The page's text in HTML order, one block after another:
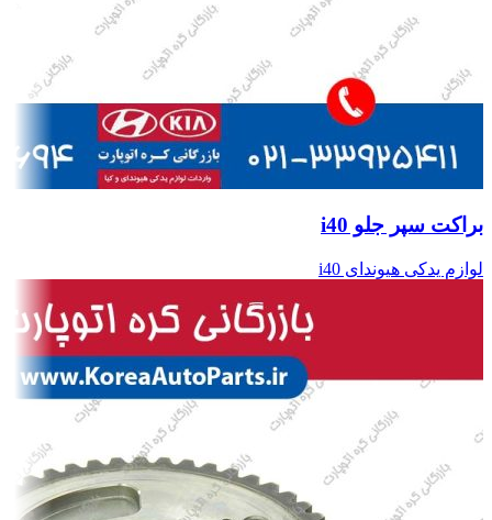
براکت سپر جلو i40
لوازم یدکی هیوندای i40